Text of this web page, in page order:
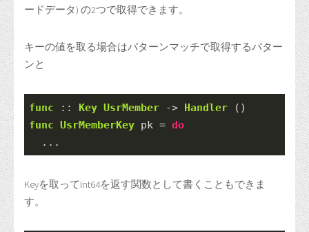
ードデータ) の2つで取得できます。
キーの値を取る場合はパターンマッチで取得するパター
ンと
func :: Key UsrMember -> Handler ()
func
UsrMemberKey pk = do
...
Keyを取ってInt64を返す関数として書くこともできま
す。